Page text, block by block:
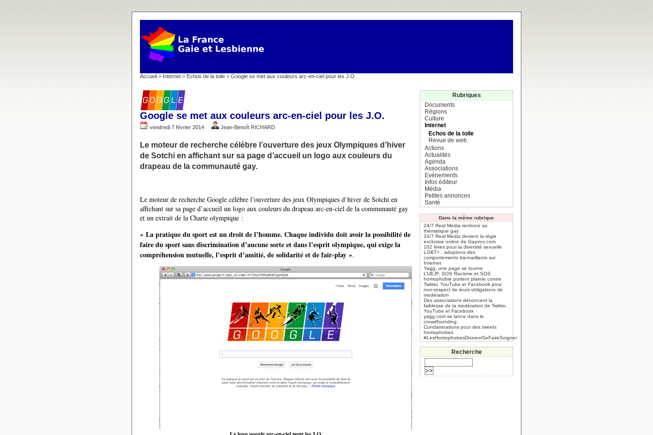
Accueil > Internet > Echos de la toile > Google se met aux couleurs arc-en-ciel pour les J.O.
Google se met aux couleurs arc-en-ciel pour les J.O.
vendredi 7 février 2014 Jean-Benoît RICHARD
Le moteur de recherche célèbre l’ouverture des jeux Olympiques d’hiver
de Sotchi en affichant sur sa page d’accueil un logo aux couleurs du
drapeau de la communauté gay.
Le moteur de recherche Google célèbre l’ouverture des jeux Olympiques d’hiver de Sotchi en
affichant sur sa page d’accueil un logo aux couleurs du drapeau arc-en-ciel de la communauté gay
et un extrait de la Charte olympique :
« La pratique du sport est un droit de l’homme. Chaque individu doit avoir la possibilité de
faire du sport sans discrimination d’aucune sorte et dans l’esprit olympique, qui exige la
compréhension mutuelle, l’esprit d’amitié, de solidarité et de fair-play ».
Rubriques
Documents
Régions
Culture
Internet
Echos de la toile
Revue de web
Actions
Actualités
Agenda
Associations
Evénements
Infos éditeur
Média
Petites annonces
Santé
Dans la même rubrique
24/7 Real Media renforce sa
thématique gay
24/7 Real Media devient la régie
exclusive online de Gayvox.com
102 livres pour la diversité sexuelle
LGBT+ : adoptons des
comportements bienveillants sur
Internet
Yagg, une page se tourne
L’UEJF, SOS Racisme et SOS
homophobie portent plainte contre
Twitter, YouTube et Facebook pour
non-respect de leurs obligations de
modération
Des associations dénoncent la
faiblesse de la modération de Twitter,
YouTube et Facebook
yagg.com se lance dans le
crowdfounding
Condamnations pour des tweets
homophobes
#LesHomophobesDoiventSeFaireSoigner
Recherche